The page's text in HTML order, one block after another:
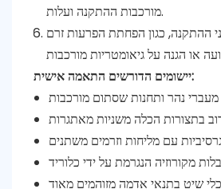
מורכבות ההתקנה ועלות.
ההתקנה, כגון הפחתת הפרעות זרם
יישומים הדורשים התאמה אישית: